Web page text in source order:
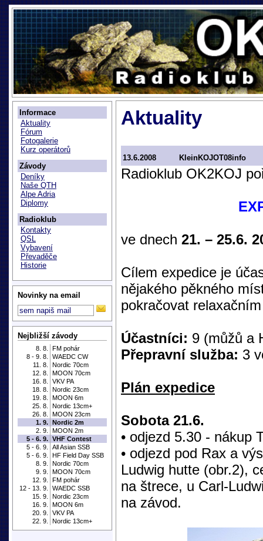
Informace
Aktuality
Fórum
Fotogalerie
Kurz operátorů
Závody
Deníky
Naše QTH
Alpe Adria
Diplomy
Radioklub
Kontakty
QSL
Vybavení
Převaděče
Historie
Novinky na email
Nejbližší závody
8. 8.
FM pohár
8 - 9. 8.
WAEDC CW
11. 8.
Nordic 70cm
12. 8.
MOON 70cm
16. 8.
VKV PA
18. 8.
Nordic 23cm
19. 8.
MOON 6m
25. 8.
Nordic 13cm+
26. 8.
MOON 23cm
1. 9. Nordic 2m
2. 9.
MOON 2m
5 - 6. 9. VHF Contest
5 - 6. 9.
All Asian SSB
5 - 6. 9.
HF Field Day SSB
8. 9.
Nordic 70cm
9. 9.
MOON 70cm
12. 9.
FM pohár
12 - 13. 9.
WAEDC SSB
15. 9.
Nordic 23cm
16. 9.
MOON 6m
20. 9.
VKV PA
22. 9.
Nordic 13cm+
Aktuality
13.6.2008 KleinKOJOT08info
Radioklub OK2KOJ
ve dnech 21. – 25.6.
Cílem expedice je
nějakého pěkného
pokračovat
Účastníci: 9 (můžů a
Přepravní služba: 3
Plán expedice
Sobota 21.6.
• odjezd 5.30 - nákup
• odjezd pod Rax a
Ludwig hutte (obr.2),
na štrece, u Carl-
na závod.